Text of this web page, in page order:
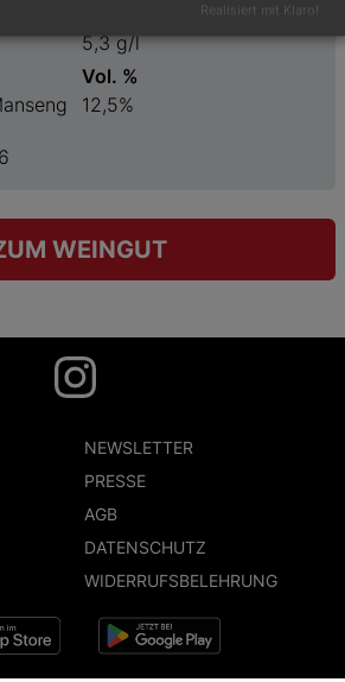
5,3 g/l
Vol. %
12,5%
WEINGUT
NEWSLETTER
PRESSE
AGB
DATENSCHUTZ
WIDERRUFSBELEHRUNG
Realisiert mit Klaro!